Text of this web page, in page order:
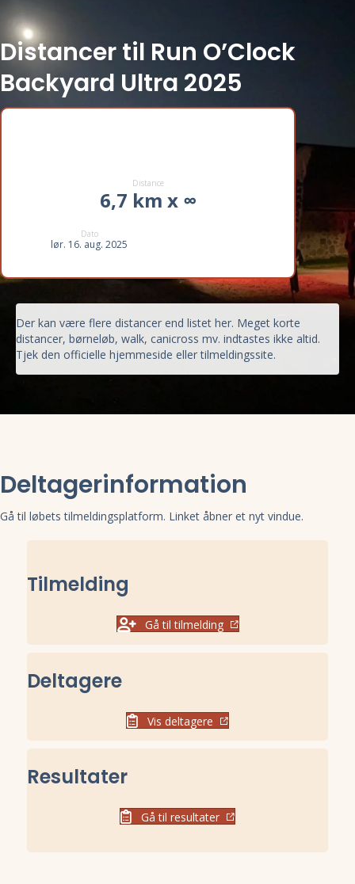
Distancer til Run O’Clock
Backyard Ultra 2025
Distance
6,7 km x ∞
Dato
lør. 16. aug. 2025
Der kan være flere distancer end listet her. Meget korte
distancer, børneløb, walk, canicross mv. indtastes ikke altid.
Tjek den officielle hjemmeside eller tilmeldingssite.
Deltagerinformation
Gå til løbets tilmeldingsplatform. Linket åbner et nyt vindue.
Tilmelding
Gå til tilmelding
Deltagere
Vis deltagere
Resultater
Gå til resultater